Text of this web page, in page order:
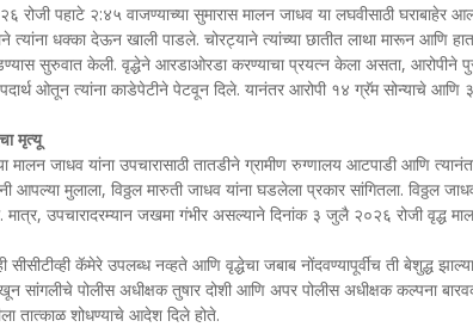
रोजी पहाटे २:४५ वाजण्याच्या सुमारास मालन जाधव या लघवीसाठी घराबाहेर
त्यांना धक्का देऊन खाली पाडले. चोरट्याने त्यांच्या छातीत लाथा मारून आणि हात
सुरुवात केली. वृद्धेने आरडाओरडा करण्याचा प्रयत्न केला असता, आरोपीने
ओतून त्यांना काडेपेटीने पेटवून दिले. यानंतर आरोपी १४ ग्रॅम सोन्याचे आणि
मृत्यू
मालन जाधव यांना उपचारासाठी तातडीने ग्रामीण रुग्णालय आटपाडी आणि
आपल्या मुलाला, विठ्ठल मारुती जाधव यांना घडलेला प्रकार सांगितला. विठ्ठल
मात्र, उपचारादरम्यान जखमा गंभीर असल्याने दिनांक ३ जुलै २०२६ रोजी वृद्ध
कॅमेरे उपलब्ध नव्हते आणि वृद्धेचा जबाब नोंदवण्यापूर्वीच ती बेशुद्ध
सांगलीचे पोलीस अधीक्षक तुषार दोशी आणि अपर पोलीस अधीक्षक कल्पना
तात्काळ शोधण्याचे आदेश दिले होते.